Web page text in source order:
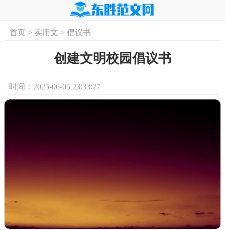
首页 实用文
首页> 实用文 > 倡议书
创建文明校园倡议书
时间：2025-06-05 23:33:27